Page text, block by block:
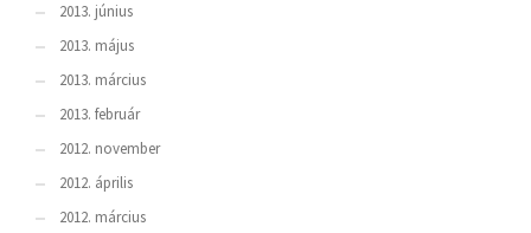
2013. június
2013. május
2013. március
2013. február
2012. november
2012. április
2012. március